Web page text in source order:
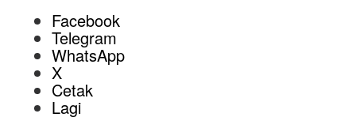
Facebook
Telegram
WhatsApp
X
Cetak
Lagi